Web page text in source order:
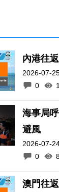
內港往
海事局
避風
澳門往